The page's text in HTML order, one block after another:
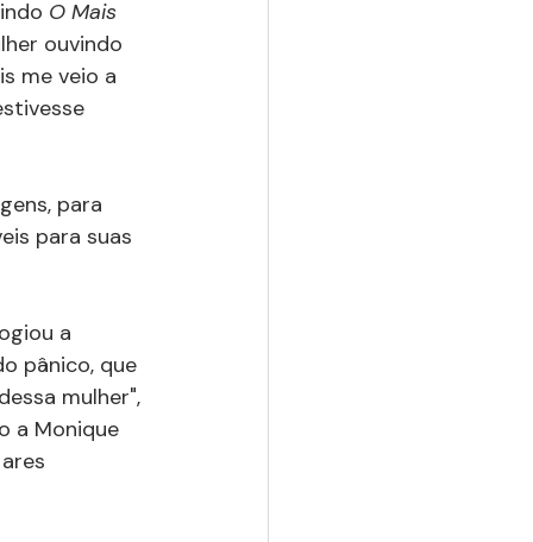
O Mais
ouvindo
me veio a
para
para suas
a
pânico, que
mulher",
a Monique